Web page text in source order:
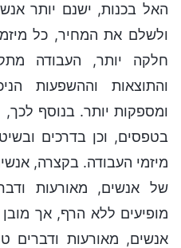
האל בכנות, ישנם יותר
ולשלם את המחיר, כל
חלקה יותר, העבודה
והתוצאות וההשפעות
ומספקות יותר. בנוסף
בטפסים, וכן בדרכים
מיזמי העבודה. בקצרה,
של אנשים, מאורעות
מופיעים ללא הרף, אך
אנשים, מאורעות ודברים